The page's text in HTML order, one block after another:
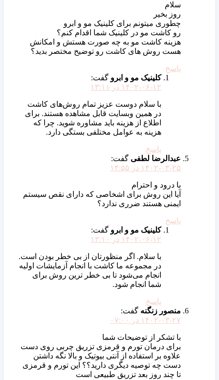
سلام
روز بخیر
چطوری میتونم برای کلینیک مو و ابرو
رو کاشت مو در کلینیک شما اقدام کنم؟
هزینه کاشت مو به چه صورت هستش و امکانش
هست روش های کاشت رو توضیح مختصر بدید؟
پاسخ
کلینیک مو و ابرو گفت:
۱۴۰۲-۰۶-۱۲ در ۱۳:۱۱
با سلام دوست عزیز تمام روش‌های کاشت
در همین وبسایت قابل مشاهده هستند. برای
اطلاع از هزینه باید مشاوره شوید. چرا که
هزینه به عوامل مختلفی بستگی دارد.
پاسخ
عبدالرضا لطفی گفت:
۱۴۰۲-۰۳-۲۵ در ۱۴:۵۵
با درود و احترام
آیا این روش برای اشخاصی که دارای نقص سیستم
ایمنی هستند ضرری ندارد؟
پاسخ
کلینیک مو و ابرو گفت:
۱۴۰۲-۰۶-۱۲ در ۱۳:۱۰
با سلام. اگر منظورتان از بی خطر بودن است.
در مجموعه ما کاشت با انجام آزمایشات اولیه
انجام می‌شود تا بی خطر ترین روش برای
شما انجام شود.
پاسخ
منصور زنگنه گفت:
۱۴۰۲-۰۳-۲۷ در ۰۷:۰۰
با تشکر از توضیحات شما
برای درمان تورم و قرمزی تزریق چربی روی دست
علاوه بر استفاده از آنتی بیوتیک و بالا نگه داشتن
دست چه توصیه دیگری دارید؟؟ این تورم و قرمزی
تا چند روز بعد تزریق طبیعی است